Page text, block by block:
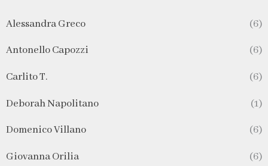
Alessandra Greco (6)
Antonello Capozzi (6)
Carlito T. (6)
Deborah Napolitano (1)
Domenico Villano (6)
Giovanna Orilia (6)